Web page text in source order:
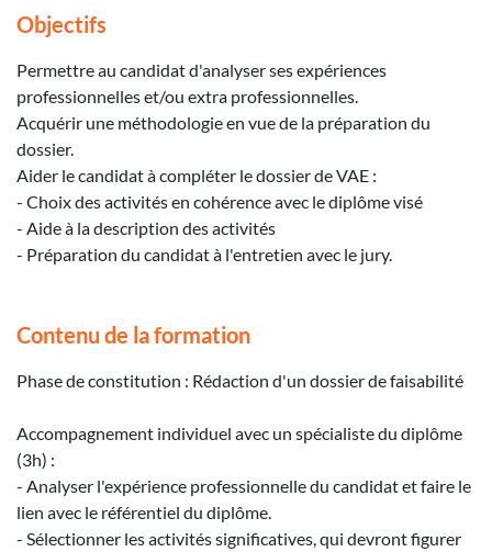
Objectifs
Permettre au candidat d'analyser ses expériences
professionnelles et/ou extra professionnelles.
Acquérir une méthodologie en vue de la préparation du
dossier.
Aider le candidat à compléter le dossier de VAE :
- Choix des activités en cohérence avec le diplôme visé
- Aide à la description des activités
- Préparation du candidat à l'entretien avec le jury.
Contenu de la formation
Phase de constitution : Rédaction d'un dossier de faisabilité
Accompagnement individuel avec un spécialiste du diplôme
(3h) :
- Analyser l'expérience professionnelle du candidat et faire le
lien avec le référentiel du diplôme.
- Sélectionner les activités significatives, qui devront figurer